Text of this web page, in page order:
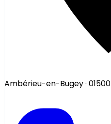
Ambérieu-en-Bugey· 01500